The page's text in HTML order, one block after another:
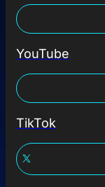
YouTube
TikTok